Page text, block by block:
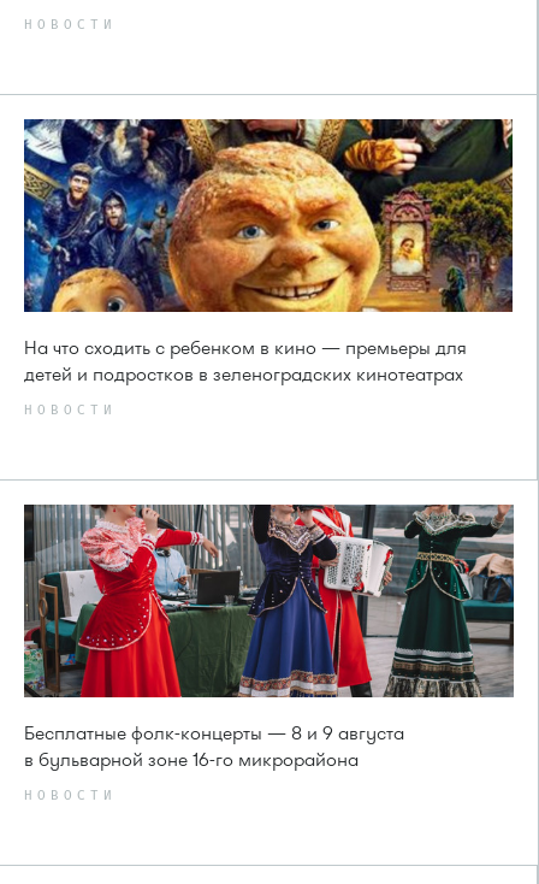
НОВОСТИ
На что сходить с ребенком в кино — премьеры для
детей и подростков в зеленоградских кинотеатрах
НОВОСТИ
Бесплатные фолк-концерты — 8 и 9 августа
в бульварной зоне 16-го микрорайона
НОВОСТИ